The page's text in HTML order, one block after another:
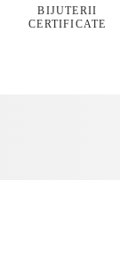
BIJUTERII
CERTIFICATE